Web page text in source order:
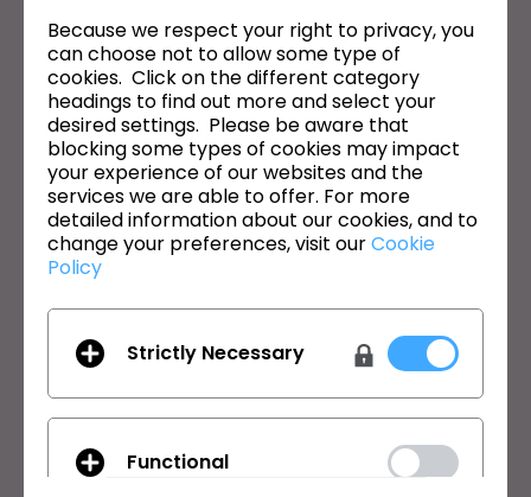
한국어
제품
제품
무료 체험판
다운로드
솔루션
기업
교육기관
개인 및 학생
CLO-Vise
CLO-SET
학습
튜토리얼
고객지원
CLO 헬프센터
Because we respect your right to privacy, you
can choose not to allow some type of
cookies. Click on the different category
headings to find out more and select your
desired settings. Please be aware that
blocking some types of cookies may impact
your experience of our websites and the
services we are able to offer. For more
detailed information about our cookies, and to
change your preferences, visit ourCookie
Policy
Strictly Necessary
Functional